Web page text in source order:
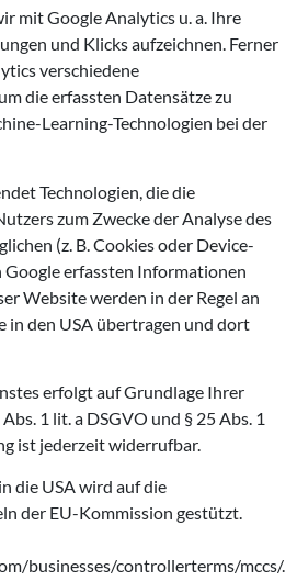
mit Google Analytics u. a. Ihre
und Klicks aufzeichnen. Ferner
verschiedene
die erfassten Datensätze zu
Learning-Technologien bei der
Technologien, die die
zum Zwecke der Analyse des
(z. B. Cookies oder Device-
erfassten Informationen
Website werden in der Regel an
in den USA übertragen und dort
erfolgt auf Grundlage Ihrer
1 lit. a DSGVO und § 25 Abs. 1
ist jederzeit widerrufbar.
die USA wird auf die
der EU-Kommission gestützt.
businesses/controllerterms/mccs/.